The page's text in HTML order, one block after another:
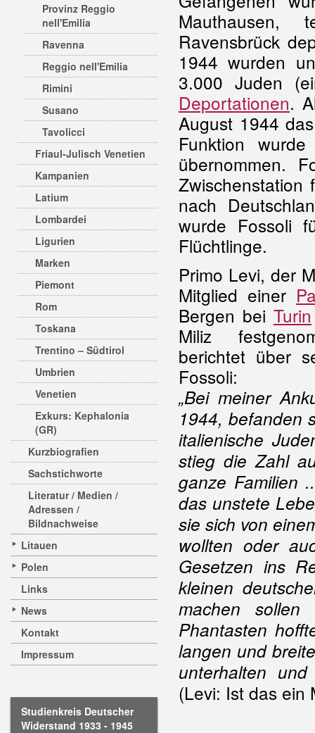
Provinz Reggio
nell'Emilia
Ravenna
Reggio nell'Emilia
Rimini
Susano
Tavolicci
Friaul-Julisch Venetien
Kampanien
Latium
Lombardei
Ligurien
Marken
Piemont
Rom
Toskana
Trentino – Südtirol
Umbrien
Venetien
Exkurs: Kephalonia
(GR)
Kurzbiografien
Sachstichworte
Literatur / Medien /
Adressen /
Bildnachweise
Litauen
Polen
Links
News
Kontakt
Impressum
Studienkreis Deutscher
Widerstand 1933 - 1945
Mauthausen,
Ravensbrück
1944 wurden
3.000 Juden
Deportationen.
August 1944
Funktion
übernommen.
nach
wurde Fossoli
Flüchtlinge.
Primo Levi, der
Mitglied einer
Bergen bei Turin
Miliz
berichtet über
Fossoli:
„Bei meiner
1944, befanden
italienische
stieg die Zahl
ganze Familien
das unstete
sie sich von
wollten oder
Gesetzen ins
kleinen
machen
Phantasten
langen und
unterhalten
(Levi: Ist das ein